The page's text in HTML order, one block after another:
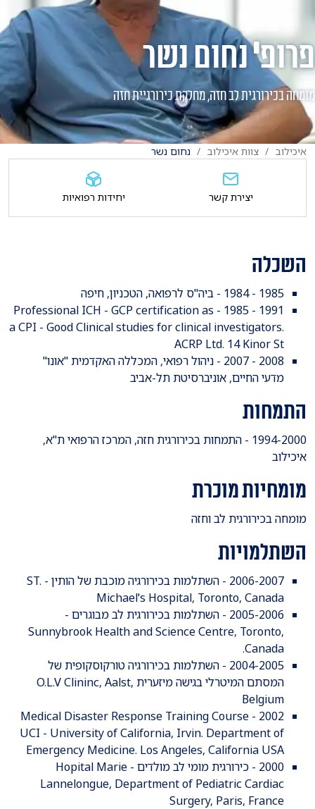
פרופ' נחום נשר
מומחה בכירורגית לב חזה, מחלקת כירורגיית חזה
איכילוב צוות איכילוב נחום נשר
השכלה
1985 - 1984 - ביה"ס לרפואה, הטכניון, חיפה
1991 - 1985 - Professional ICH - GCP certification as
a CPI - Good Clinical studies for clinical investigators.
ACRP Ltd. 14 Kinor St
2008 - 2007 - ניהול רפואי, המכללה האקדמית "אונו"
מדעי החיים, אוניברסיטת תל-אביב
התמחות
1994-2000 - התמחות בכירורגית חזה, המרכז הרפואי ת"א,
איכילוב
מומחיות מוכרת
מומחה בכירורגית לב וחזה
השתלמויות
2006-2007 - השתלמות בכירורגיה מוכבת של הותין - ST.
Michael's Hospital, Toronto, Canada
2005-2006 - השתלמות בכירורגית לב מבוגרים -
Sunnybrook Health and Science Centre, Toronto,
Canada.
2004-2005 - השתלמות בכירורגיה טורקוסקופית של
המסתם המיטרלי בגישה מיזערית O.L.V Clininc, Aalst,
Belgium
2002 - Medical Disaster Response Training Course
UCI - University of California, Irvin. Department of
Emergency Medicine. Los Angeles, California USA
2000 - כירורגית מומי לב מולדים - Hopital Marie
Lannelongue, Department of Pediatric Cardiac
Surgery, Paris, France
יצירת קשר יחידות רפואיות